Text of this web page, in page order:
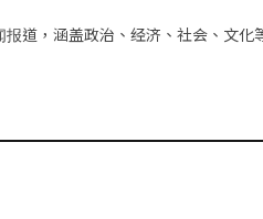
道，涵盖政治、经济、社会、文化